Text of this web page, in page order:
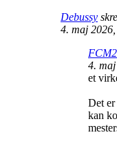
Debussy
4. maj
4.
et
Det er
kan